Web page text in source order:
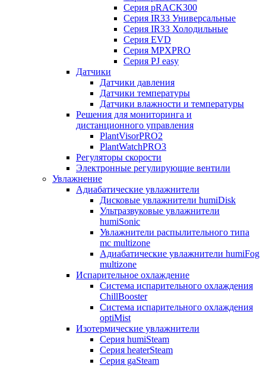
Серия pRACK300
Серия IR33 Универсальные
Серия IR33 Холодильные
Серия EVD
Серия MPXPRO
Серия PJ easy
Датчики
Датчики давления
Датчики температуры
Датчики влажности и температуры
Решения для мониторинга и
дистанционного управления
PlantVisorPRO2
PlantWatchPRO3
Регуляторы скорости
Электронные регулирующие вентили
Увлажнение
Адиабатические увлажнители
Дисковые увлажнители humiDisk
Ультразвуковые увлажнители
humiSonic
Увлажнители распылительного типа
mc multizone
Адиабатические увлажнители humiFog
multizone
Испарительное охлаждение
Система испарительного охлаждения
ChillBooster
Система испарительного охлаждения
optiMist
Изотермические увлажнители
Серия humiSteam
Серия heaterSteam
Серия gaSteam